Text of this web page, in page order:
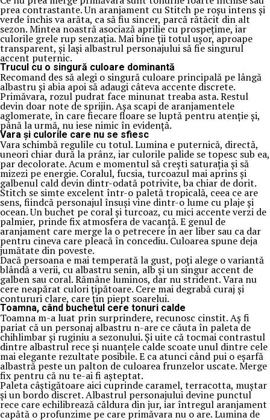
prea contrastante. Un aranjament cu Stitch pe roșu intens și
verde închis va arăta, ca să fiu sincer, parcă rătăcit din alt
sezon. Mintea noastră asociază aprilie cu prospețime, iar
culorile grele rup senzația. Mai bine ții totul ușor, aproape
transparent, și lași albastrul personajului să fie singurul
accent puternic.
Trucul cu o singură culoare dominantă
Recomand des să alegi o singură culoare principală pe lângă
albastru și abia apoi să adaugi câteva accente discrete.
Primăvara, rozul pudrat face minunat treaba asta. Restul
devin doar note de sprijin. Așa scapi de aranjamentele
aglomerate, în care fiecare floare se luptă pentru atenție și,
până la urmă, nu iese nimic în evidență.
Vara și culorile care nu se sfiesc
Vara schimbă regulile cu totul. Lumina e puternică, directă,
uneori chiar dură la prânz, iar culorile palide se topesc sub ea,
par decolorate. Acum e momentul să crești saturația și să
mizezi pe energie. Coralul, fucsia, turcoazul mai aprins și
galbenul cald devin dintr-odată potrivite, ba chiar de dorit.
Stitch se simte excelent într-o paletă tropicală, ceea ce are
sens, fiindcă personajul însuși vine dintr-o lume cu plaje și
ocean. Un buchet pe coral și turcoaz, cu mici accente verzi de
palmier, prinde fix atmosfera de vacanță. E genul de
aranjament care merge la o petrecere în aer liber sau ca dar
pentru cineva care pleacă în concediu. Culoarea spune deja
jumătate din poveste.
Dacă persoana e mai temperată la gust, poți alege o variantă
blândă a verii, cu albastru senin, alb și un singur accent de
galben sau coral. Rămâne luminos, dar nu strident. Vara nu
cere neapărat culori țipătoare. Cere mai degrabă curaj și
contururi clare, care țin piept soarelui.
Toamna, când buchetul cere tonuri calde
Toamna m-a luat prin surprindere, recunosc cinstit. Aș fi
pariat că un personaj albastru n-are ce căuta în paleta de
chihlimbar și ruginiu a sezonului. Și uite că tocmai contrastul
dintre albastrul rece și nuanțele calde scoate unul dintre cele
mai elegante rezultate posibile. E ca atunci când pui o eșarfă
albastră peste un palton de culoarea frunzelor uscate. Merge
fix pentru că nu te-ai fi așteptat.
Paleta câștigătoare aici cuprinde caramel, terracotta, muștar
și un bordo discret. Albastrul personajului devine punctul
rece care echilibrează căldura din jur, iar întregul aranjament
capătă o profunzime pe care primăvara nu o are. Lumina de